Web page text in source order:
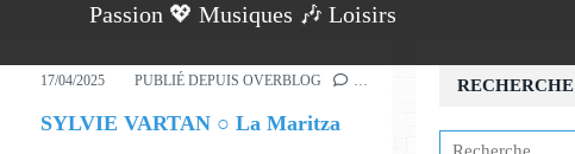
Passion 💖 Musiques 🎶 Loisirs
,CINÉMA MUSIQUE,516
17/04/2025 PUBLIÉ DEPUIS OVERBLOG …
SYLVIE VARTAN ○ La Maritza
RECHERCHE